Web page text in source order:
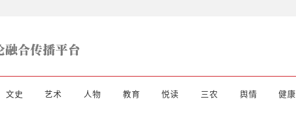
文史 艺术 人物 教育 悦读 三农 舆情 健康